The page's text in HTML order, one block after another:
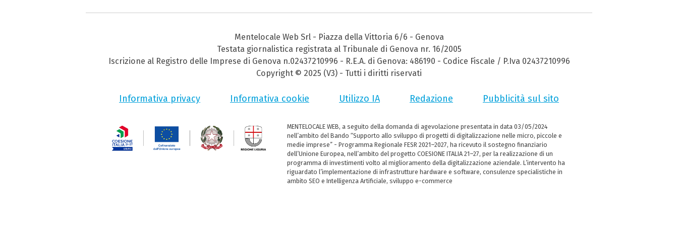
Mentelocale Web Srl - Piazza della Vittoria 6/6 - Genova
Testata giornalistica registrata al Tribunale di Genova nr. 16/2005
Iscrizione al Registro delle Imprese di Genova n.02437210996 - R.E.A. di Genova: 486190 - Codice Fiscale / P.Iva 02437210996
Copyright © 2025 (V3) - Tutti i diritti riservati
Informativa privacy Informativa cookie Utilizzo IA Redazione Pubblicità sul sito
MENTELOCALE WEB, a seguito della domanda di agevolazione presentata in data 03/05/2024
nell’ambito del Bando “Supporto allo sviluppo di progetti di digitalizzazione nelle micro, piccole e
medie imprese” - Programma Regionale FESR 2021–2027, ha ricevuto il sostegno finanziario
dell’Unione Europea, nell’ambito del progetto COESIONE ITALIA 21–27, per la realizzazione di un
programma di investimenti volto al miglioramento della digitalizzazione aziendale. L’intervento ha
riguardato l’implementazione di infrastrutture hardware e software, consulenze specialistiche in
ambito SEO e Intelligenza Artificiale, sviluppo e-commerce